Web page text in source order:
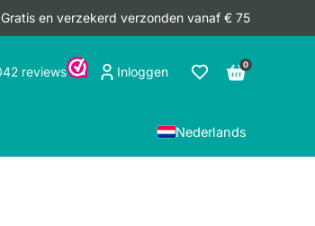
Gratis en verzekerd verzonden vanaf € 75
Inloggen 0
Nederlands